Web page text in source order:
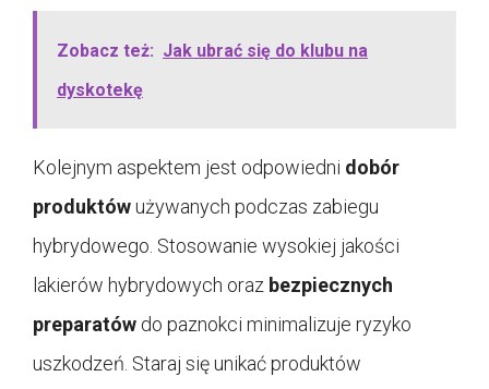
Zobacz też: Jak ubrać się do klubu na
dyskotekę
Kolejnym aspektem jest odpowiedni dobór
produktówużywanych podczas zabiegu
hybrydowego. Stosowanie wysokiej jakości
lakierów hybrydowych oraz bezpiecznych
preparatów do paznokci minimalizuje ryzyko
uszkodzeń. Staraj się unikać produktów